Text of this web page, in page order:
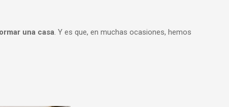
una casa. Y es que, en muchas ocasiones, hemos